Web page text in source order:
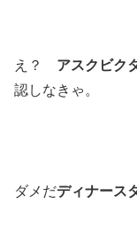
え？ アスクビク
認しなきゃ。
ダメだディナース